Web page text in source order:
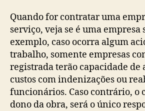
Quando for contratar uma
serviço, veja se é uma empresa
exemplo, caso ocorra algum
trabalho, somente empresas
registrada terão capacidade de
custos com indenizações ou
funcionários. Caso contrário, o
dono da obra, será o único